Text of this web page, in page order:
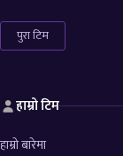
पुरा टिम
हाम्रो टिम
हाम्रो बारेमा